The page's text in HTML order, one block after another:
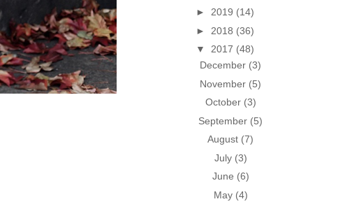
► 2019 (14)
► 2018 (36)
▼ 2017 (48)
December (3)
November (5)
October (3)
September (5)
August (7)
July (3)
June (6)
May (4)